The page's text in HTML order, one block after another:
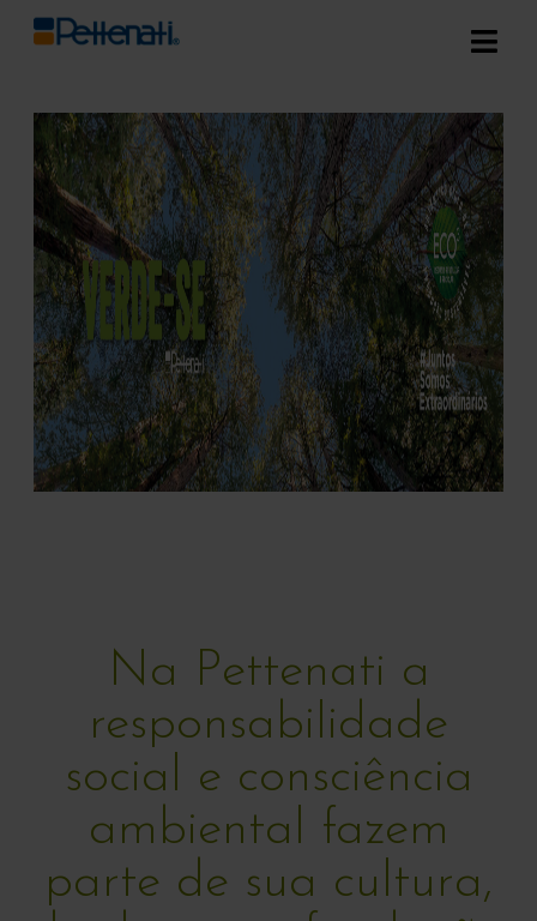
Na Pettenati a
responsabilidade
social e consciência
ambiental fazem
parte de sua cultura,